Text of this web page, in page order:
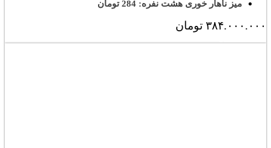
میز ناهار خوری هشت نفره: 284 تومان
۳۸۴.۰۰۰.۰۰۰ تومان